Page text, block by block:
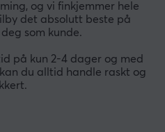
og vi finkjemmer hele
det absolutt beste på
som kunde.
på kun 2-4 dager og med
du alltid handle raskt og